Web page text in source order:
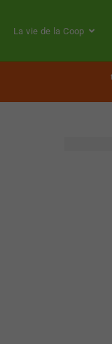
La vie de la Coop